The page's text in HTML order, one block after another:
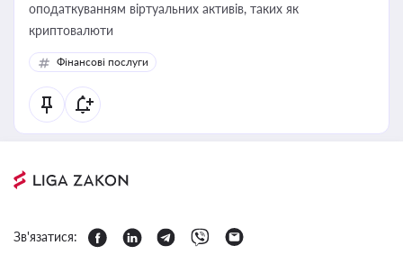
оподаткуванням віртуальних активів, таких як
криптовалюти
Фінансові послуги
Зв'язатися: